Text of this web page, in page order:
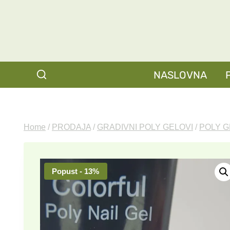
NASLOVNA
Home / PRODAJA / GRADIVNI POLY GELOVI / POLY
Popust - 13%